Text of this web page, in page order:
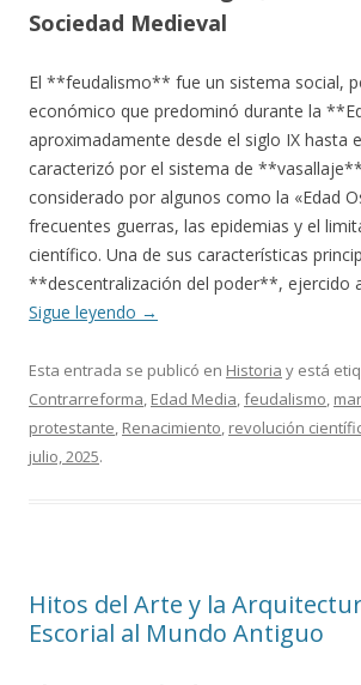
Sociedad Medieval
El **feudalismo** fue un sistema social,
económico que predominó durante la
aproximadamente desde el siglo IX hasta
caracterizó por el sistema de
considerado por algunos como la «Edad
frecuentes guerras, las epidemias y el
científico. Una de sus características
**descentralización del poder**, ejercido
Sigue leyendo →
Esta entrada se publicó en Historia y está
Contrarreforma, Edad Media,feudalismo,
protestante, Renacimiento, revolución
julio, 2025.
Hitos del Arte y la
Escorial al Mundo Antiguo